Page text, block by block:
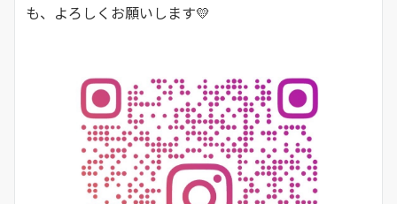
も、よろしくお願いします💛